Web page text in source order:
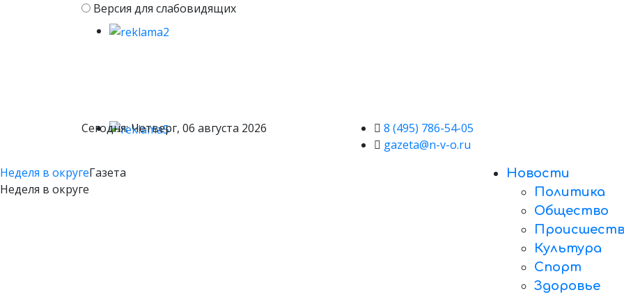
Версия для слабовидящих
Сегодня: Четверг, 06 августа 2026
8 (495) 786-54-05
gazeta@n-v-o.ru
Неделя в округеГазета
Неделя в округе
Новости
Политика
Общество
Культура
Спорт
Здоровье